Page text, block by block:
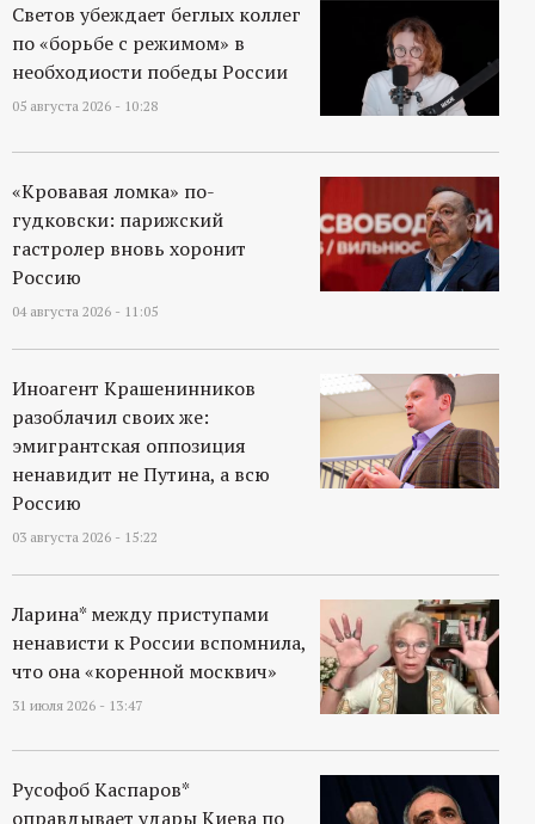
Светов убеждает беглых коллег
по «борьбе с режимом» в
необходиости победы России
05 августа 2026 - 10:28
«Кровавая ломка» по-
гудковски: парижский
гастролер вновь хоронит
Россию
04 августа 2026 - 11:05
Иноагент Крашенинников
разоблачил своих же:
эмигрантская оппозиция
ненавидит не Путина, а всю
Россию
03 августа 2026 - 15:22
Ларина* между приступами
ненависти к России вспомнила,
что она «коренной москвич»
31 июля 2026 - 13:47
Русофоб Каспаров*
оправдывает удары Киева по